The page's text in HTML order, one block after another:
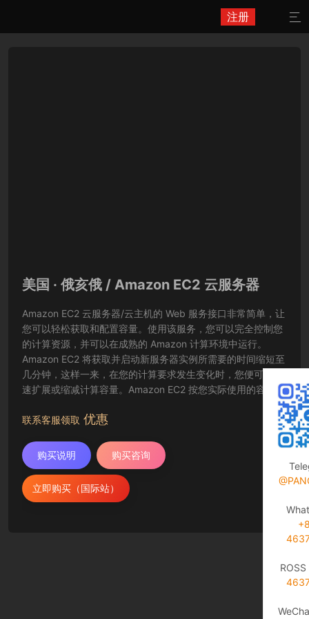
注册 
美国 · 俄亥俄 / Amazon EC2 云服务器
Amazon EC2 云服务器/云主机的 Web 服务接口非常简单，让
您可以轻松获取和配置容量。使用该服务，您可以完全控制您
的计算资源，并可以在成熟的 Amazon 计算环境中运行。
Amazon EC2 将获取并启动新服务器实例所需要的时间缩短至
几分钟，这样一来，在您的计算要求发生变化时，您便可以快
速扩展或缩减计算容量。Amazon EC2 按您实际使用的容量收
费，改变了计算的成本结算方式。Amazon EC2 云服务器还为
开发人员提供了创建故障恢复应用程序以及排除常见故障情况
联系客服领取 优惠
购买说明 购买咨询
立即购买（国际站）